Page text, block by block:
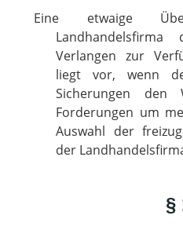
Eine etwaige
Verlangen zur
liegt vor, wenn
Sicherungen
Forderungen um
Auswahl der
der
§